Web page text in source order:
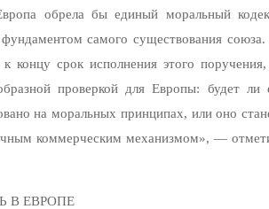
обрела бы единый моральный
самого существования
концу срок исполнения этого
проверкой для Европы: будет ли
на моральных принципах, или оно
коммерческим механизмом», —
В ЕВРОПЕ